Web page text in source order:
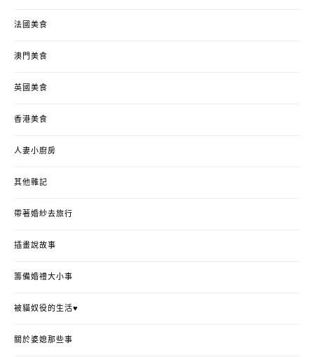
法國美食
澳門美食
英國美食
香港美食
人妻小廚房
其他雜記
帶著婚紗去旅行
插畫說故事
籌備婚禮大小事
被貓奴役的生活♥
關於婆媳那些事